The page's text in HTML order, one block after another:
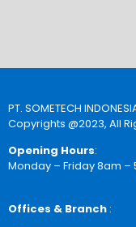
PT. SOMETECH
Copyrights @2023, All
Opening Hours:
Monday – Friday 8am –
Offices & Branch :